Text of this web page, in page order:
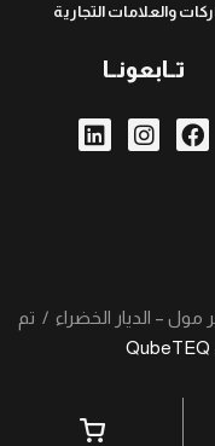
والعلامات التجارية
تــابعونــا
مول – الديار الخضراء / تم
QubeTEQ